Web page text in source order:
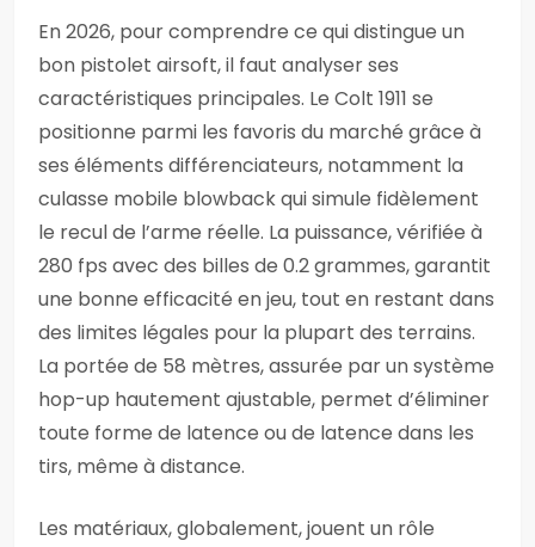
En 2026, pour comprendre ce qui distingue un
bon pistolet airsoft, il faut analyser ses
caractéristiques principales. Le Colt 1911 se
positionne parmi les favoris du marché grâce à
ses éléments différenciateurs, notamment la
culasse mobile blowback qui simule fidèlement
le recul de l’arme réelle. La puissance, vérifiée à
280 fps avec des billes de 0.2 grammes, garantit
une bonne efficacité en jeu, tout en restant dans
des limites légales pour la plupart des terrains.
La portée de 58 mètres, assurée par un système
hop-up hautement ajustable, permet d’éliminer
toute forme de latence ou de latence dans les
tirs, même à distance.
Les matériaux, globalement, jouent un rôle